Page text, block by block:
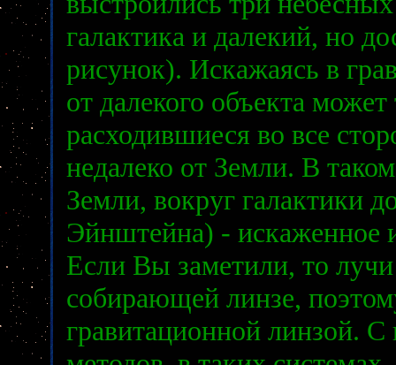
галактика и далекий, но
рисунок). Искажаясь в
от далекого объекта
расходившиеся во все
недалеко от Земли. В
Земли, вокруг галактики
Эйнштейна) - искаженное
Если Вы заметили, то лучи
собирающей линзе,
гравитационной линзой.